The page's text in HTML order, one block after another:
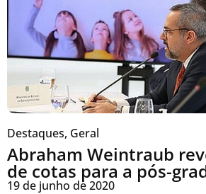
Destaques, Geral
Abraham Weintraub
de cotas para a pós-
19 de junho de 2020